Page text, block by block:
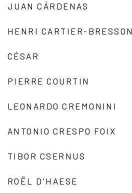
JUAN CÁRDENAS
HENRI CARTIER-BRESSON
CÉSAR
PIERRE COURTIN
LEONARDO CREMONINI
ANTONIO CRESPO FOIX
TIBOR CSERNUS
ROËL D'HAESE